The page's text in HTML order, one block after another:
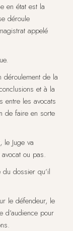
en état est la
déroule
appelé
de la
et à la
entre les avocats
de faire en sorte
Juge va
ou pas.
dossier qu’il
le défendeur, le
d’audience pour